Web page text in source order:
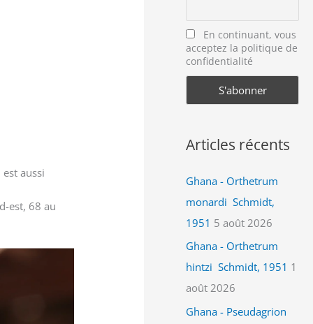
aussi
est, 68 au
En continuant, vous
acceptez la politique de
confidentialité
Articles récents
Ghana - Orthetrum
monardi Schmidt,
1951 5 août 2026
Ghana - Orthetrum
hintzi Schmidt, 1951 1
août 2026
Ghana - Pseudagrion